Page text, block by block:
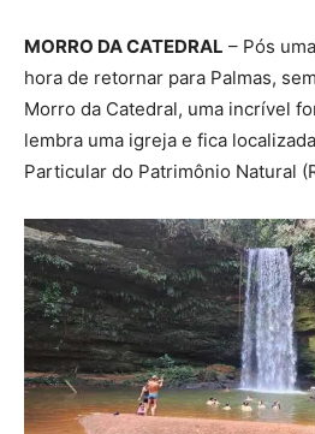
MORRO DA CATEDRAL – Pós
hora de retornar para Palmas,
Morro da Catedral, uma incrível
lembra uma igreja e fica
Particular do Patrimônio Natural